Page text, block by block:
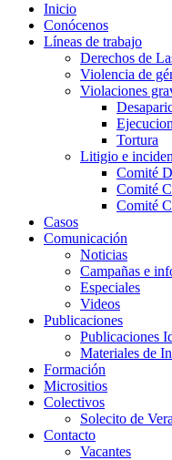
Inicio
Conócenos
Líneas de trabajo
Derechos de
Violencia de
Violaciones
Tortura
Litigio e
Comité
Comité
Comité
Casos
Comunicación
Noticias
Campañas e
Especiales
Videos
Publicaciones
Publicaciones
Materiales de
Formación
Micrositios
Colectivos
Solecito de
Contacto
Vacantes